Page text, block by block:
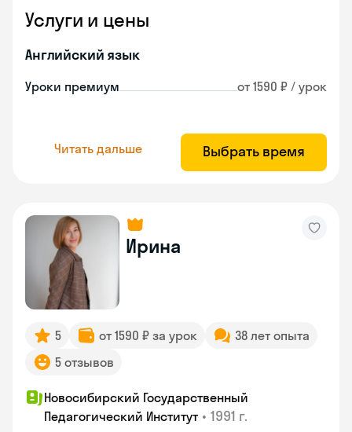
Услуги и цены
Английский язык
Уроки премиум от 1590 ₽ / урок
Читать дальше Выбрать время
Ирина
5 от 1590 ₽ за урок
38 лет опыта
5 отзывов
Новосибирский Государственный
Педагогический Институт • 1991 г.